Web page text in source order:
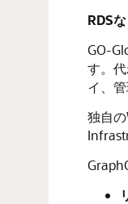
RDS
GO-
す。
イ、
独自